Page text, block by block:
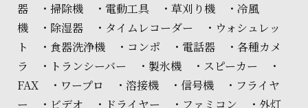
器 ・掃除機 ・電動工具 ・草刈り機 ・冷風
機 ・除湿器 ・タイムレコーダー ・ウォシュレッ
ト ・食器洗浄機 ・コンポ ・電話器 ・各種カメ
ラ ・トランシーバー ・製氷機 ・スピーカー ・
FAX ・ワープロ ・溶接機 ・信号機 ・フライヤ
ー ・ビデオ ・ドライヤー ・ファミコン ・外灯